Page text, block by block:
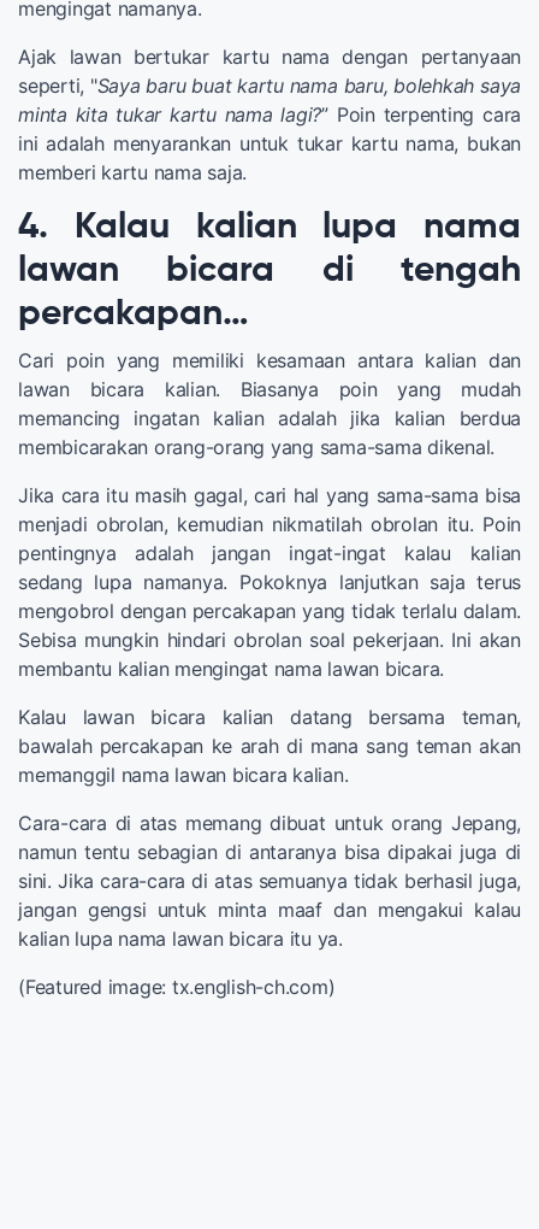
mengingat namanya.
Ajak lawan bertukar kartu nama dengan pertanyaan
seperti, "Saya baru buat kartu nama baru, bolehkah saya
minta kita tukar kartu nama lagi?” Poin terpenting cara
ini adalah menyarankan untuk tukar kartu nama, bukan
memberi kartu nama saja.
4. Kalau kalian lupa nama
lawan bicara di tengah
percakapan…
Cari poin yang memiliki kesamaan antara kalian dan
lawan bicara kalian. Biasanya poin yang mudah
memancing ingatan kalian adalah jika kalian berdua
membicarakan orang-orang yang sama-sama dikenal.
Jika cara itu masih gagal, cari hal yang sama-sama bisa
menjadi obrolan, kemudian nikmatilah obrolan itu. Poin
pentingnya adalah jangan ingat-ingat kalau kalian
sedang lupa namanya. Pokoknya lanjutkan saja terus
mengobrol dengan percakapan yang tidak terlalu dalam.
Sebisa mungkin hindari obrolan soal pekerjaan. Ini akan
membantu kalian mengingat nama lawan bicara.
Kalau lawan bicara kalian datang bersama teman,
bawalah percakapan ke arah di mana sang teman akan
memanggil nama lawan bicara kalian.
Cara-cara di atas memang dibuat untuk orang Jepang,
namun tentu sebagian di antaranya bisa dipakai juga di
sini. Jika cara-cara di atas semuanya tidak berhasil juga,
jangan gengsi untuk minta maaf dan mengakui kalau
kalian lupa nama lawan bicara itu ya.
(Featured image: tx.english-ch.com)